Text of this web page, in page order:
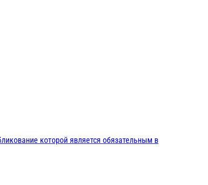
которой является обязательным в